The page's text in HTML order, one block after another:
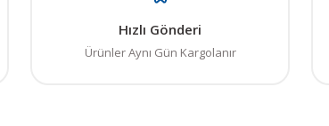
Hızlı Gönderi
Ürünler Aynı Gün Kargolanır